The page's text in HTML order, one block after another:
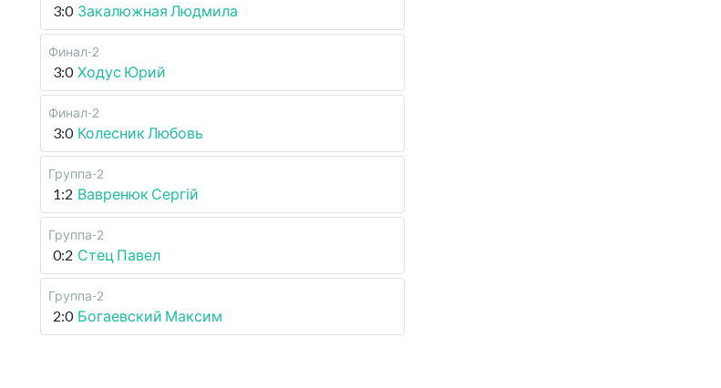
3:0 Закалюжная Людмила
Финал-2
3:0 Ходус Юрий
Финал-2
3:0 Колесник Любовь
Группа-2
1:2 Вавренюк Сергій
Группа-2
0:2 Стец Павел
Группа-2
2:0 Богаевский Максим